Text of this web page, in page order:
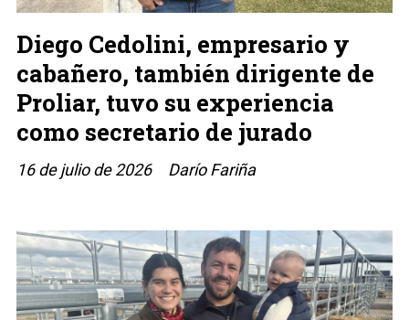
Diego Cedolini, empresario y
cabañero, también dirigente de
Proliar, tuvo su experiencia
como secretario de jurado
Darío Fariña
16 de julio de 2026